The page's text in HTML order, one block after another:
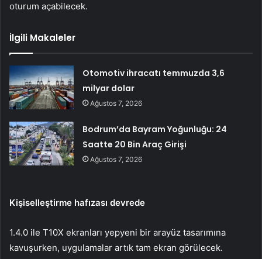
oturum açabilecek.
İlgili Makaleler
Otomotiv ihracatı temmuzda 3,6
milyar dolar
Ağustos 7, 2026
Bodrum’da Bayram Yoğunluğu: 24
Saatte 20 Bin Araç Girişi
Ağustos 7, 2026
Kişiselleştirme hafızası devrede
1.4.0 ile T10X ekranları yepyeni bir arayüz tasarımına
kavuşurken, uygulamalar artık tam ekran görülecek.